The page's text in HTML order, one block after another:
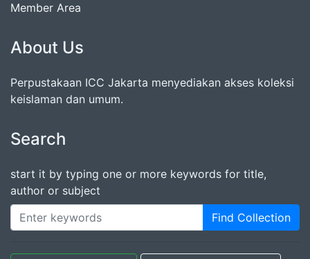
Member Area
About Us
Perpustakaan ICC Jakarta menyediakan akses koleksi
keislaman dan umum.
Search
start it by typing one or more keywords for title,
author or subject
Find Collection